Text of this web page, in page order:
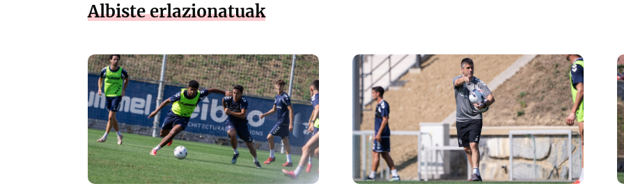
Albiste erlazionatuak